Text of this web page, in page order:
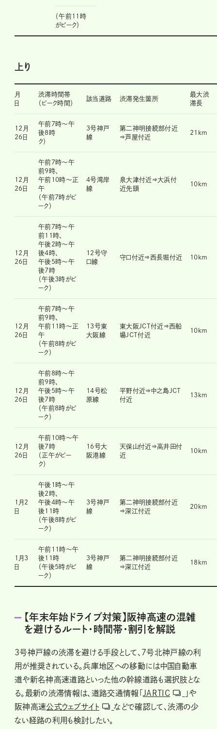
（午前11時
がピーク）
上り
月
日
渋滞時間帯
（ピーク時間）
該当道路 渋滞発生箇所
最大渋
滞長
12月
26日
午前7時～午
後8時
ク）
3号神戸
線
第二神明接続部付近
⇒芦屋付近
21km
12月
26日
午前7時～午
前9時、
午前10時～正
午
（午前7時がピ
ーク）
4号湾岸
線
泉大津付近⇒大浜付
近先頭
10km
12月
26日
午前7時～午
前11時、
午後2時～午
後4時、
午後5時～午
後7時
（午後3時がピ
ーク）
12号守
口線
守口付近⇒西長堀付近 10km
12月
26日
午前7時～午
前9時、
午前11時～正
午
（午前8時がピ
ーク）
13号東
大阪線
東大阪JCT付近⇒西船
場JCT付近
10km
12月
26日
午前8時～午
前9時、
午後5時～午
後7時
（午前8時がピ
ーク）
14号松
原線
平野付近⇒中之島JCT
付近
13km
12月
26日
午前10時～午
後7時
（正午がピー
ク）
16号大
阪港線
天保山付近⇒高井田付
近
10km
1月2
日
午後1時～午
後2時、
午後4時～午
後11時
（午後8時がピ
ーク）
3号神戸
線
第二神明接続部付近
⇒深江付近
20km
1月3
日
午前11時～午
後11時
（午後5時がピ
ーク）
3号神戸
線
第二神明接続部付近
⇒深江付近
18km
【年末年始ドライブ対策】阪神高速の混雑
を避けるルート・時間帯・割引を解説
3号神戸線の渋滞を避ける手段として、7号北神戸線の利
用が推奨されている。兵庫地区への移動には中国自動車
道や新名神高速道路といった他の幹線道路も選択肢とな
る。最新の渋滞情報は、道路交通情報「
JARTIC
」や
阪神高速公式ウェブサイト
などで確認して、渋滞の少
ない経路の利用も検討したい。